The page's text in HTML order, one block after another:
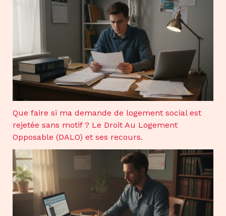
Que faire si ma demande de logement social est
rejetée sans motif ? Le Droit Au Logement
Opposable (DALO) et ses recours.